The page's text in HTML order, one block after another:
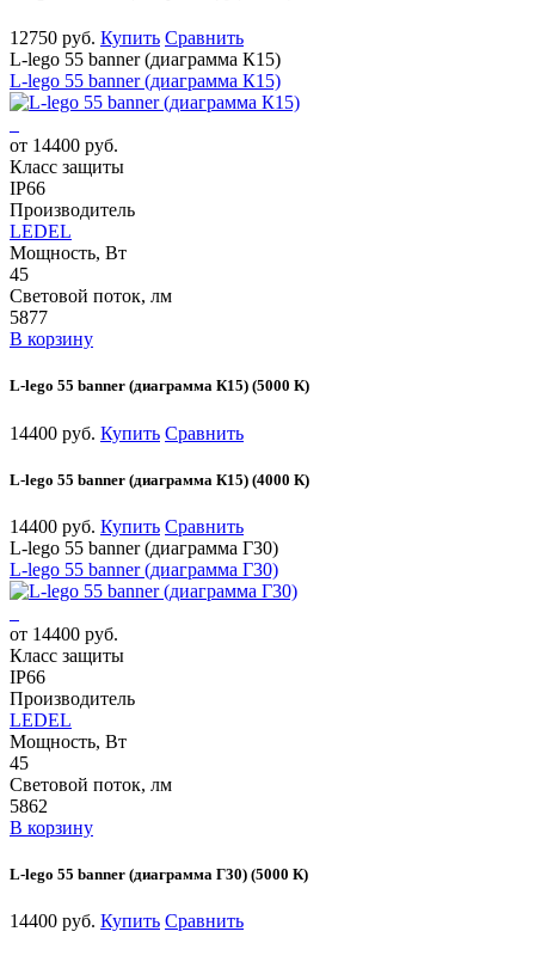
12750 руб. Купить Сравнить
L-lego 55 banner (диаграмма К15)
L-lego 55 banner (диаграмма К15)
от 14400 руб.
Класс защиты
IP66
Производитель
LEDEL
Мощность, Вт
45
Световой поток, лм
5877
В корзину
L-lego 55 banner (диаграмма К15) (5000 К)
14400 руб. Купить Сравнить
L-lego 55 banner (диаграмма К15) (4000 К)
14400 руб. Купить Сравнить
L-lego 55 banner (диаграмма Г30)
L-lego 55 banner (диаграмма Г30)
от 14400 руб.
Класс защиты
IP66
Производитель
LEDEL
Мощность, Вт
45
Световой поток, лм
5862
В корзину
L-lego 55 banner (диаграмма Г30) (5000 К)
14400 руб. Купить Сравнить